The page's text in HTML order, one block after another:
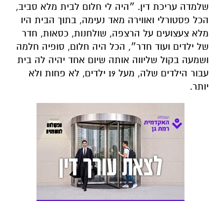
שלמדה עריכת דין. ״היה לי חלום לבית מלא סביב,
הכל פסטורלי ואווירה מאד נעימה, בתוך הבית היו
מלא צעצועים על הרצפה, שולחנות, כסאות, חדר
של ילדים ועוד חדר״, הכל היה חלום, סופיה חלמה
ושמעה בקול שליווה אותה שיום אחד יהיה לה בית
עבור הילדים שלה, מעל 19 ילדים, לא פחות ולא
יותר.